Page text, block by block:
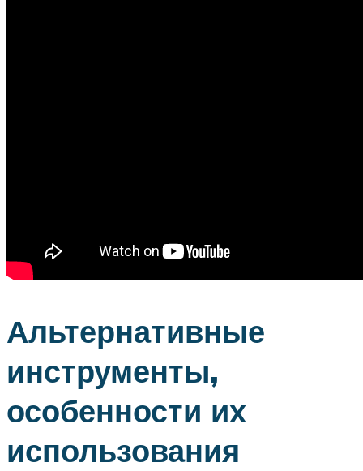
Альтернативные
инструменты,
особенности их
использования